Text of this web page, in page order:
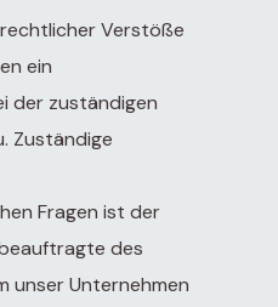
Verstöße
ein
der zuständigen
Zuständige
Fragen ist der
des
unser Unternehmen